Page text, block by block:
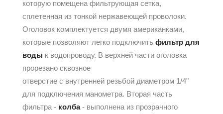
которую помещена фильтрующая сетка,
сплетенная из тонкой нержавеющей проволоки.
Оголовок комплектуется двумя американками,
которые позволяют легко подключить фильтр для
воды к водопроводу. В верхней части оголовка
прорезано сквозное
отверстие с внутренней резьбой диаметром 1/4"
для подключения манометра. Вторая часть
фильтра - колба- выполнена из прозрачного